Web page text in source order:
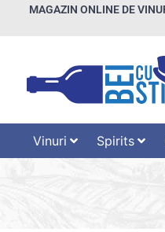
MAGAZIN ONLINE DE
Vinuri Spirits